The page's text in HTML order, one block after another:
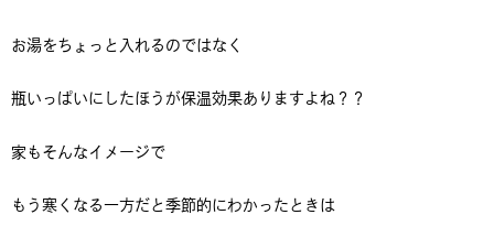
お湯をちょっと入れるのではなく
瓶いっぱいにしたほうが保温効果ありますよね？？
家もそんなイメージで
もう寒くなる一方だと季節的にわかったときは